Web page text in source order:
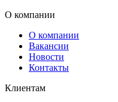
О компании
О компании
Вакансии
Новости
Контакты
Клиентам